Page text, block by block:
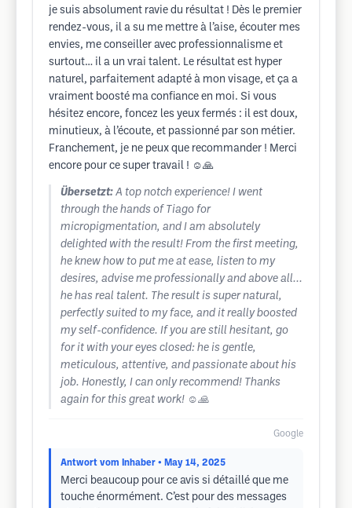
je suis absolument ravie du résultat ! Dès le premier
rendez-vous, il a su me mettre à l’aise, écouter mes
envies, me conseiller avec professionnalisme et
surtout… il a un vrai talent. Le résultat est hyper
naturel, parfaitement adapté à mon visage, et ça a
vraiment boosté ma confiance en moi. Si vous
hésitez encore, foncez les yeux fermés : il est doux,
minutieux, à l’écoute, et passionné par son métier.
Franchement, je ne peux que recommander ! Merci
encore pour ce super travail ! ☺️🙏
Übersetzt: A top notch experience! I went
through the hands of Tiago for
micropigmentation, and I am absolutely
delighted with the result! From the first meeting,
he knew how to put me at ease, listen to my
desires, advise me professionally and above all...
he has real talent. The result is super natural,
perfectly suited to my face, and it really boosted
my self-confidence. If you are still hesitant, go
for it with your eyes closed: he is gentle,
meticulous, attentive, and passionate about his
job. Honestly, I can only recommend! Thanks
again for this great work! ☺️🙏
Google
Antwort vom Inhaber • May 14, 2025
Merci beaucoup pour ce avis si détaillé que me
touche énormément. C’est pour des messages